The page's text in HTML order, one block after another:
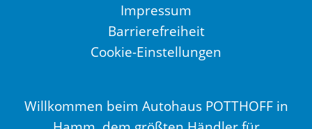
Impressum
Barrierefreiheit
Cookie-Einstellungen
Willkommen beim Autohaus POTTHOFF in